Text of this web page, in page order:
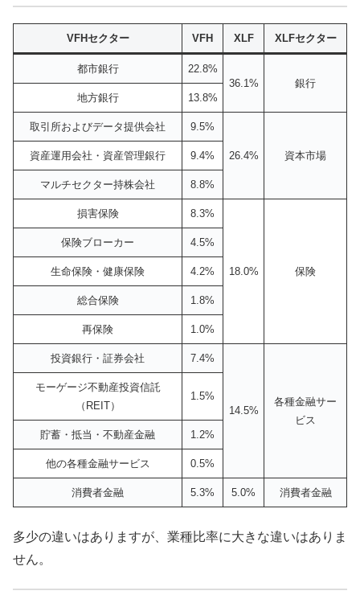
VFHセクター VFH XLF XLFセクター
都市銀行
22.8%
36.1%
銀行
地方銀行
13.8%
取引所およびデータ提供会社 9.5%
26.4% 資本市場
資産運用会社・資産管理銀行 9.4%
マルチセクター持株会社 8.8%
損害保険 8.3%
18.0% 保険
保険ブローカー 4.5%
生命保険・健康保険 4.2%
総合保険 1.8%
再保険 1.0%
投資銀行・証券会社 7.4%
14.5%
各種金融サー
ビス
モーゲージ不動産投資信託
（REIT）
1.5%
貯蓄・抵当・不動産金融 1.2%
他の各種金融サービス 0.5%
消費者金融 5.3% 5.0% 消費者金融
多少の違いはありますが、業種比率に大きな違いはありま
せん。